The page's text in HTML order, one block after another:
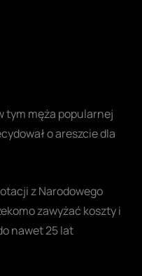
tym męża popularnej
o areszcie dla
z Narodowego
zawyżać koszty i
nawet 25 lat